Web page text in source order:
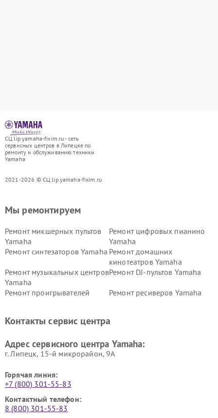
СЦ lip.yamaha-fixim.ru - сеть
сервисных центров в Липецке по
ремонту и обслуживанию техники
Yamaha
2021-2026 © СЦ lip.yamaha-fixim.ru
Мы ремонтируем
Ремонт микшерных пультов
Yamaha
Ремонт цифровых пианино
Yamaha
Ремонт синтезаторов Yamaha Ремонт домашних
кинотеатров Yamaha
Ремонт музыкальных центров
Yamaha
Ремонт DJ-пультов Yamaha
Ремонт проигрывателей
Ремонт ресиверов Yamaha
Yamaha
Yamaha
Контакты сервис центра
Адрес сервисного центра Yamaha:
г. Липецк, 15-й микрорайон, 9А
Горячая линия:
+7 (800) 301-55-83
Контактный телефон:
8 (800) 301-55-83